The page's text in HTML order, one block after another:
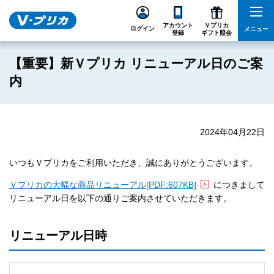
ログイン
アカウント
登録
Ｖプリカ
ギフト照会
メニュー
【重要】新Ｖプリカ リニューアル日のご案
内
2024年04月22日
いつもＶプリカをご利用いただき、誠にありがとうございます。
Ｖプリカの大幅な商品リニューアル[PDF:607KB]
につきまして
リニューアル日を以下の通りご案内させていただきます。
リニューアル日時